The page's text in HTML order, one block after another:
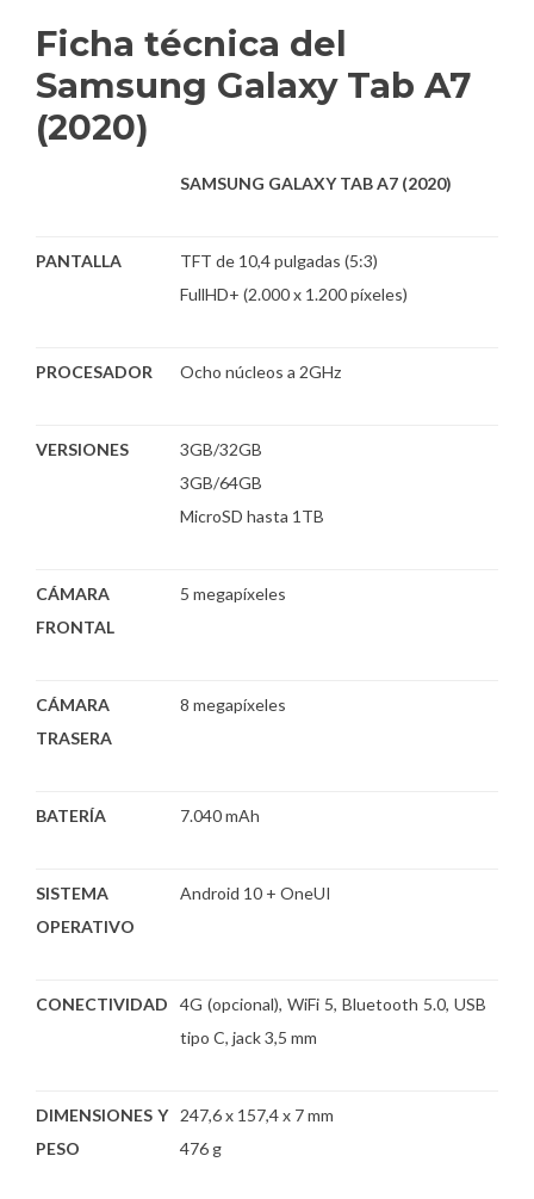
Ficha técnica del
Samsung Galaxy Tab A7
(2020)
SAMSUNG GALAXY TAB A7 (2020)
PANTALLA
TFT de 10,4 pulgadas (5:3)
FullHD+ (2.000 x 1.200 píxeles)
PROCESADOR Ocho núcleos a 2GHz
VERSIONES
3GB/32GB
3GB/64GB
MicroSD hasta 1TB
CÁMARA
FRONTAL
5 megapíxeles
CÁMARA
TRASERA
8 megapíxeles
BATERÍA 7.040 mAh
SISTEMA
OPERATIVO
Android 10 + OneUI
CONECTIVIDAD
4G (opcional), WiFi 5, Bluetooth 5.0, USB
tipo C, jack 3,5 mm
DIMENSIONES Y
PESO
247,6 x 157,4 x 7 mm
476 g